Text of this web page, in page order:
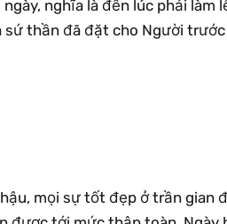
ngày, nghĩa là đến lúc phải
sứ thần đã đặt cho Người
mọi sự tốt đẹp ở trần gian